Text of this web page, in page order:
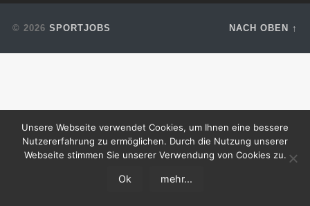
© 2026 SPORTJOBS NACH OBEN ↑
Unsere Webseite verwendet Cookies, um Ihnen eine bessere
Nutzererfahrung zu ermöglichen. Durch die Nutzung unserer
Webseite stimmen Sie unserer Verwendung von Cookies zu.
Ok mehr...